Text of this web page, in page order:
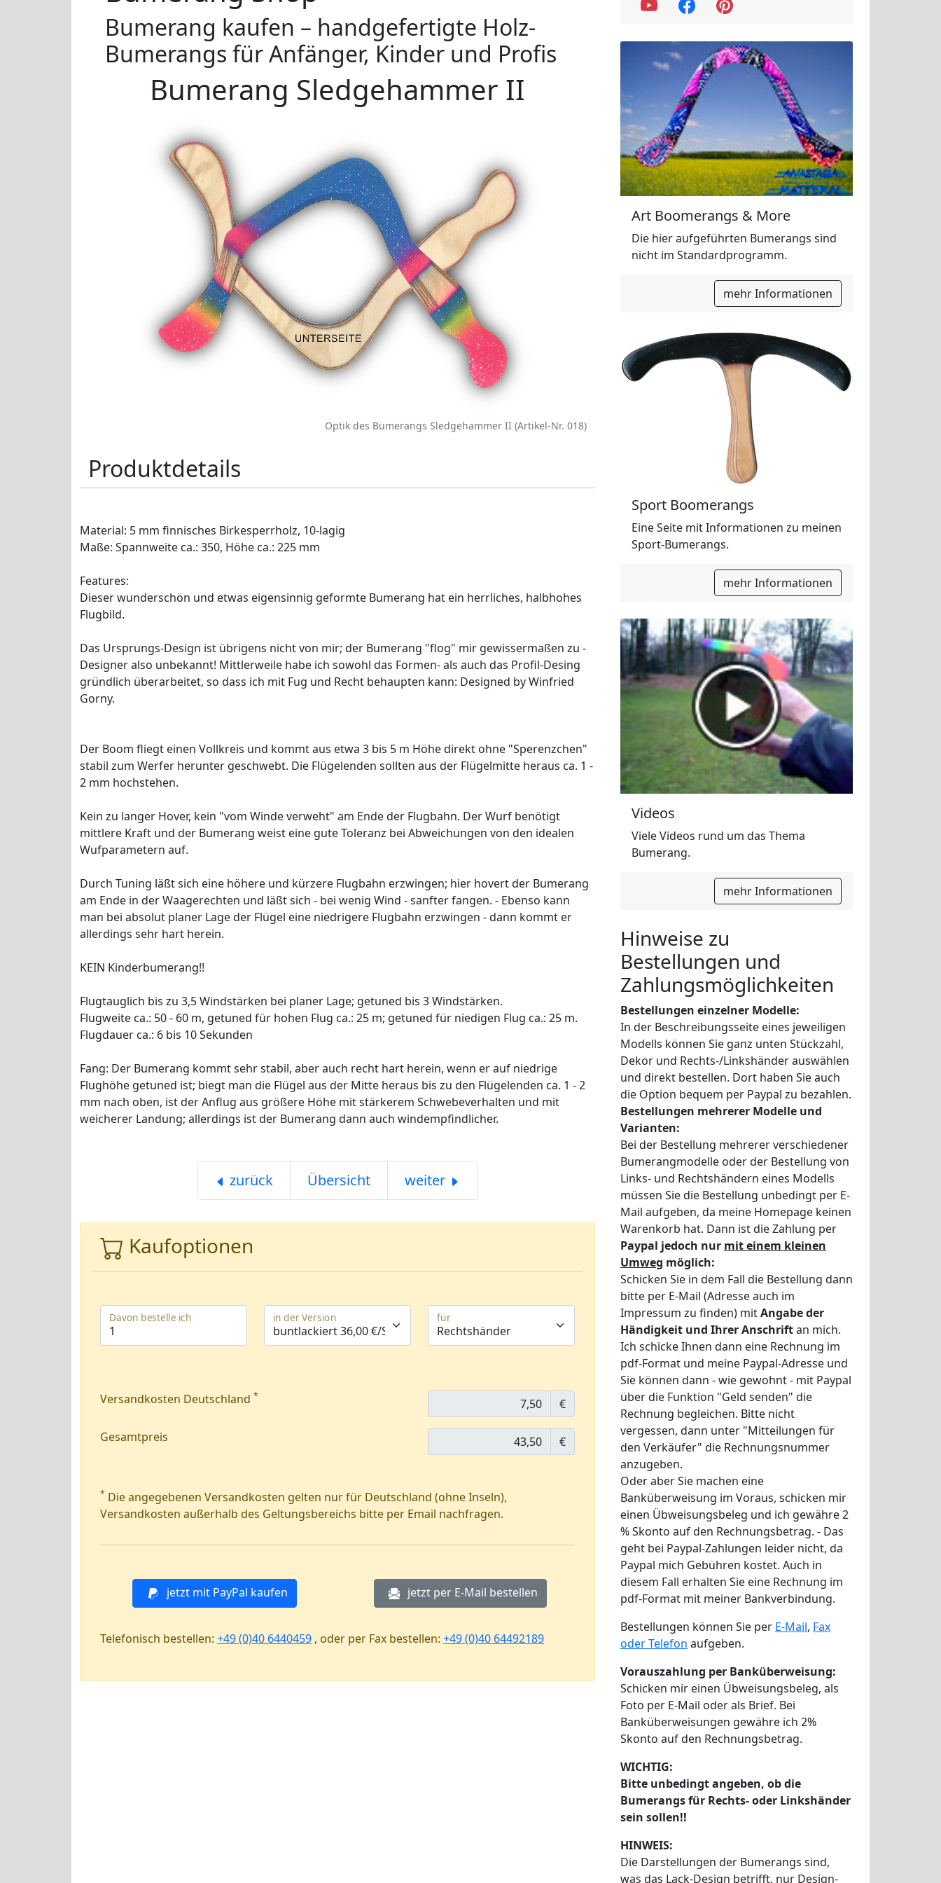
Bumerang kaufen – handgefertigte Holz-
Bumerangs für Anfänger, Kinder und Profis
Bumerang Sledgehammer II
Optik des Bumerangs Sledgehammer II (Artikel-Nr. 018)
Produktdetails
Material: 5 mm finnisches Birkesperrholz, 10-lagig
Maße: Spannweite ca.: 350, Höhe ca.: 225 mm
Features:
Dieser wunderschön und etwas eigensinnig geformte Bumerang hat ein herrliches, halbhohes
Flugbild.
Das Ursprungs-Design ist übrigens nicht von mir; der Bumerang "flog" mir gewissermaßen zu -
Designer also unbekannt! Mittlerweile habe ich sowohl das Formen- als auch das Profil-Desing
gründlich überarbeitet, so dass ich mit Fug und Recht behaupten kann: Designed by Winfried
Gorny.
Der Boom fliegt einen Vollkreis und kommt aus etwa 3 bis 5 m Höhe direkt ohne "Sperenzchen"
stabil zum Werfer herunter geschwebt. Die Flügelenden sollten aus der Flügelmitte heraus ca. 1 -
2 mm hochstehen.
Kein zu langer Hover, kein "vom Winde verweht" am Ende der Flugbahn. Der Wurf benötigt
mittlere Kraft und der Bumerang weist eine gute Toleranz bei Abweichungen von den idealen
Wufparametern auf.
Durch Tuning läßt sich eine höhere und kürzere Flugbahn erzwingen; hier hovert der Bumerang
am Ende in der Waagerechten und läßt sich - bei wenig Wind - sanfter fangen. - Ebenso kann
man bei absolut planer Lage der Flügel eine niedrigere Flugbahn erzwingen - dann kommt er
allerdings sehr hart herein.
KEIN Kinderbumerang!!
Flugtauglich bis zu 3,5 Windstärken bei planer Lage; getuned bis 3 Windstärken.
Flugweite ca.: 50 - 60 m, getuned für hohen Flug ca.: 25 m; getuned für niedigen Flug ca.: 25 m.
Flugdauer ca.: 6 bis 10 Sekunden
Fang: Der Bumerang kommt sehr stabil, aber auch recht hart herein, wenn er auf niedrige
Flughöhe getuned ist; biegt man die Flügel aus der Mitte heraus bis zu den Flügelenden ca. 1 - 2
mm nach oben, ist der Anflug aus größere Höhe mit stärkerem Schwebeverhalten und mit
weicherer Landung; allerdings ist der Bumerang dann auch windempfindlicher.
zurück Übersicht weiter
Kaufoptionen
Davon bestelle ich in der Version für
Versandkosten Deutschland *
€
Gesamtpreis €
* Die angegebenen Versandkosten gelten nur für Deutschland (ohne Inseln),
Versandkosten außerhalb des Geltungsbereichs bitte per Email nachfragen.
jetzt mit PayPal kaufen jetzt per E-Mail bestellen
Telefonisch bestellen: +49 (0)40 6440459 , oder per Fax bestellen: +49 (0)40 64492189
Art Boomerangs & More
Die hier aufgeführten Bumerangs sind
nicht im Standardprogramm.
mehr Informationen
Sport Boomerangs
Eine Seite mit Informationen zu meinen
Sport-Bumerangs.
mehr Informationen
Videos
Viele Videos rund um das Thema
Bumerang.
mehr Informationen
Hinweise zu
Bestellungen und
Zahlungsmöglichkeiten
Bestellungen einzelner Modelle:
In der Beschreibungsseite eines jeweiligen
Modells können Sie ganz unten Stückzahl,
Dekor und Rechts-/Linkshänder auswählen
und direkt bestellen. Dort haben Sie auch
die Option bequem per Paypal zu bezahlen.
Bestellungen mehrerer Modelle und
Varianten:
Bei der Bestellung mehrerer verschiedener
Bumerangmodelle oder der Bestellung von
Links- und Rechtshändern eines Modells
müssen Sie die Bestellung unbedingt per E-
Mail aufgeben, da meine Homepage keinen
Warenkorb hat. Dann ist die Zahlung per
Paypal jedoch nur mit einem kleinen
Umweg möglich:
Schicken Sie in dem Fall die Bestellung dann
bitte per E-Mail (Adresse auch im
Impressum zu finden) mitAngabe der
Händigkeit und Ihrer Anschriftan mich.
Ich schicke Ihnen dann eine Rechnung im
pdf-Format und meine Paypal-Adresse und
Sie können dann - wie gewohnt - mit Paypal
über die Funktion "Geld senden" die
Rechnung begleichen. Bitte nicht
vergessen, dann unter "Mitteilungen für
den Verkäufer" die Rechnungsnummer
anzugeben.
Oder aber Sie machen eine
Banküberweisung im Voraus, schicken mir
einen Übweisungsbeleg und ich gewähre 2
% Skonto auf den Rechnungsbetrag. - Das
geht bei Paypal-Zahlungen leider nicht, da
Paypal mich Gebühren kostet. Auch in
diesem Fall erhalten Sie eine Rechnung im
pdf-Format mit meiner Bankverbindung.
Bestellungen können Sie per E-Mail, Fax
oder Telefon aufgeben.
Vorauszahlung per Banküberweisung:
Schicken mir einen Übweisungsbeleg, als
Foto per E-Mail oder als Brief. Bei
Banküberweisungen gewähre ich 2%
Skonto auf den Rechnungsbetrag.
WICHTIG:
Bitte unbedingt angeben, ob die
Bumerangs für Rechts- oder Linkshänder
sein sollen!!
HINWEIS:
Die Darstellungen der Bumerangs sind,
was das Lack-Design betrifft, nur Design-